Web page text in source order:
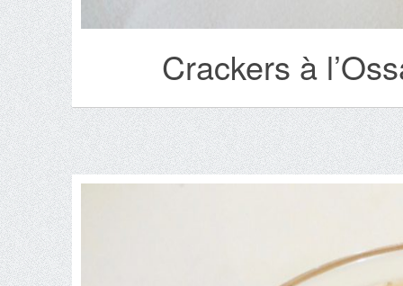
Crackers à